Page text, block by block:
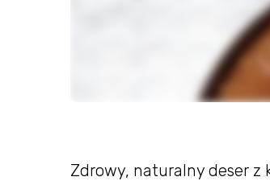
Zdrowy, naturalny deser z